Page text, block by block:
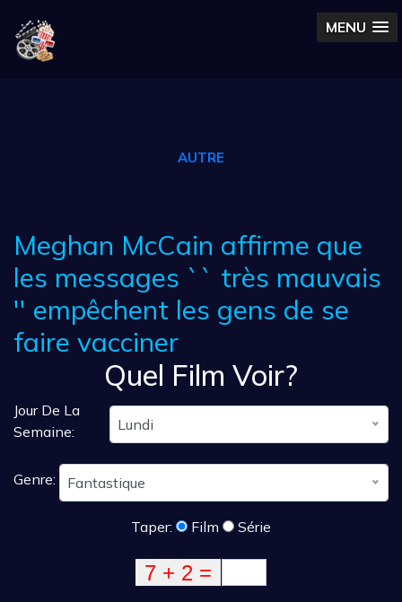
MENU
AUTRE
Meghan McCain affirme que
les messages `` très mauvais
'' empêchent les gens de se
faire vacciner
Quel Film Voir?
Jour De La
Semaine:
Lundi
Genre: Fantastique
Taper: Film Série